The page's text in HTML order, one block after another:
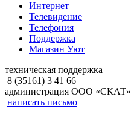
Интернет
Телевидение
Телефония
Поддержка
Магазин Уют
техническая поддержка
8 (35161) 3 41 66
администрация ООО «СКАТ»
написать письмо